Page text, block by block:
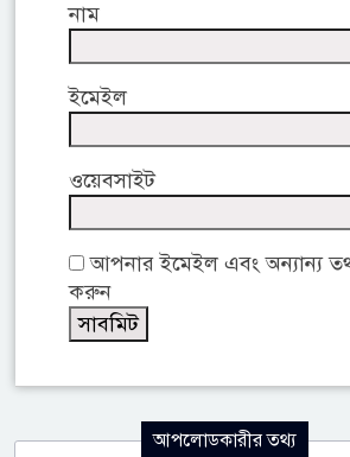
নাম
ইমেইল
ওয়েবসাইট
আপনার ইমেইল এবং অন্যান্য
করুন
আপলোডকারীর তথ্য